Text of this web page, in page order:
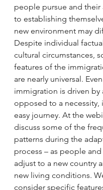
people pursue and their
to establishing
new environment may
Despite individual
cultural circumstances,
features of the
are nearly universal.
immigration is driven by
opposed to a necessity,
easy journey. At the
discuss some of the
patterns during the
process – as people
adjust to a new country
new living conditions.
consider specific